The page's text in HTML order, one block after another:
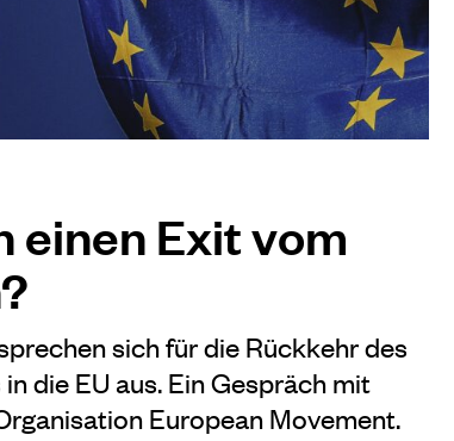
einen Exit vom
sich für die Rückkehr des
die EU aus. Ein Gespräch mit
European Movement.